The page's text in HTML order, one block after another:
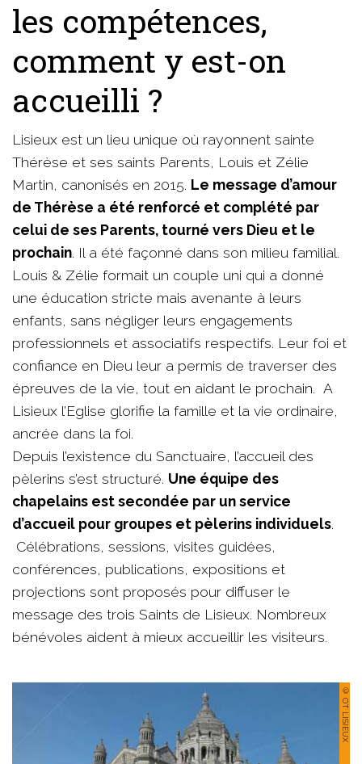
les compétences,
comment y est-on
accueilli ?
Lisieux est un lieu unique où rayonnent sainte
Thérèse et ses saints Parents, Louis et Zélie
Martin, canonisés en 2015. Le message d’amour
de Thérèse a été renforcé et complété par
celui de ses Parents, tourné vers Dieu et le
prochain. Il a été façonné dans son milieu familial.
Louis & Zélie formait un couple uni qui a donné
une éducation stricte mais avenante à leurs
enfants, sans négliger leurs engagements
professionnels et associatifs respectifs. Leur foi et
confiance en Dieu leur a permis de traverser des
épreuves de la vie, tout en aidant le prochain. A
Lisieux l’Eglise glorifie la famille et la vie ordinaire,
ancrée dans la foi.
Depuis l’existence du Sanctuaire, l’accueil des
pèlerins s’est structuré. Une équipe des
chapelains est secondée par un service
d’accueil pour groupes et pèlerins individuels.
Célébrations, sessions, visites guidées,
conférences, publications, expositions et
projections sont proposés pour diffuser le
message des trois Saints de Lisieux. Nombreux
bénévoles aident à mieux accueillir les visiteurs.
© OT LISIEUX